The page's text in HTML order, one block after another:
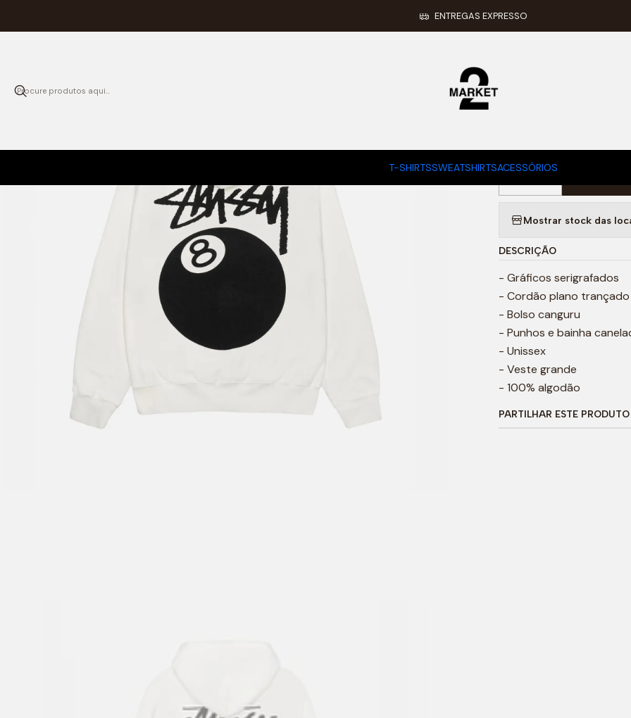
T-SHIRTSSWEATSHIRTSACESSÓRIOS
ENTREGAS EXPRESSO
SWEATSHIRTS 8 Ball Hoodie Natural
Quantidade
Mostrar stock das
DESCRIÇÃO
- Gráficos serigrafados
- Cordão plano trançado
- Bolso canguru
- Punhos e bainha
- Unissex
- Veste grande
- 100% algodão
PARTILHAR ESTE PRODUTO